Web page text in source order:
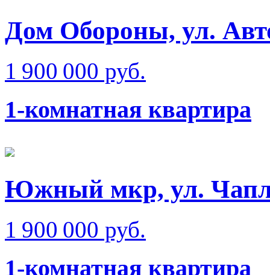
Дом Обороны, ул.
1 900 000 руб.
1-комнатная квартира
Южный мкр, ул.
1 900 000 руб.
1-комнатная квартира